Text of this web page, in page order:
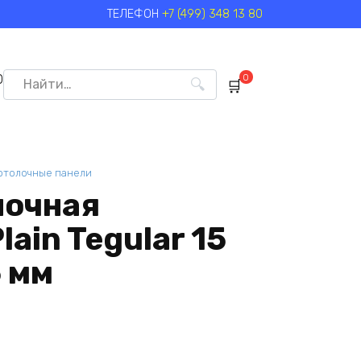
ТЕЛЕФОН +7 (499) 348 13 80
Search
for:
0
панели
Tegular 15
мм